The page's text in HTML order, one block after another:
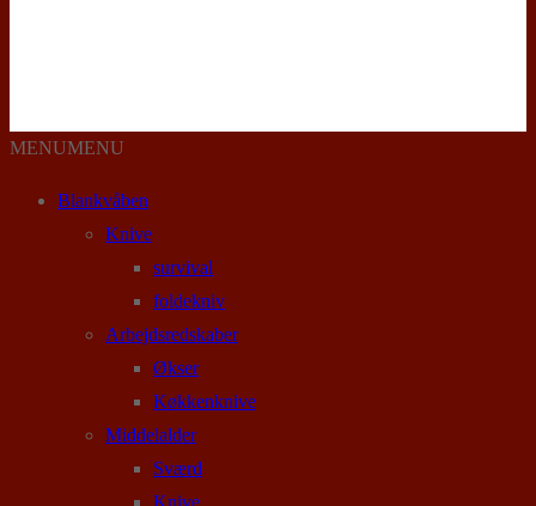
MENUMENU
Blankvåben
Knive
survival
foldekniv
Arbejdsredskaber
Økser
Køkkenknive
Middelalder
Sværd
Knive